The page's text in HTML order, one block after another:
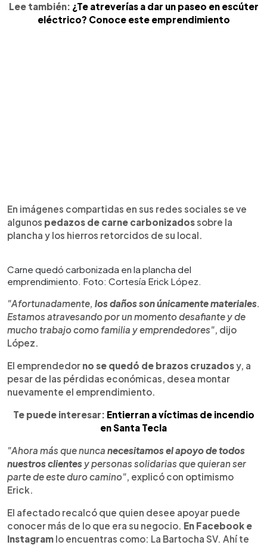
Lee también: ¿Te atreverías a dar un paseo en escúter
eléctrico? Conoce este emprendimiento
En imágenes compartidas en sus redes sociales se ve
algunos pedazos de carne carbonizadossobre la
plancha y los hierros retorcidos de su local.
Carne quedó carbonizada en la plancha del
emprendimiento. Foto: Cortesía Erick López.
"Afortunadamente, los daños son únicamente materiales.
Estamos atravesando por un momento desafiante y de
mucho trabajo como familia y emprendedores", dijo
López.
El emprendedor no se quedó de brazos cruzadosy, a
pesar de las pérdidas económicas, desea montar
nuevamente el emprendimiento.
Te puede interesar: Entierran a víctimas de incendio
en Santa Tecla
"Ahora más que nunca necesitamos el apoyo de todos
nuestros clientes y personas solidarias que quieran ser
parte de este duro camino", explicó con optimismo
Erick.
El afectado recalcó que quien desee apoyar puede
conocer más de lo que era su negocio. En Facebook e
Instagram lo encuentras como: La Bartocha SV. Ahí te